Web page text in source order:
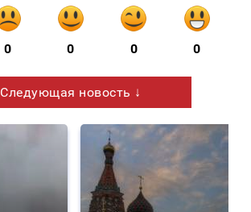
0 0 0 0
Следующая новость ↓